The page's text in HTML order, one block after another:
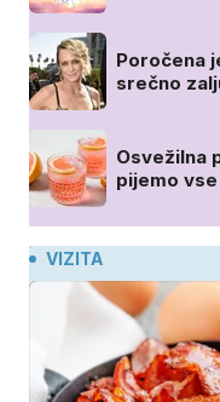
Poročena
srečno
Osvežilna
pijemo vse
VIZITA